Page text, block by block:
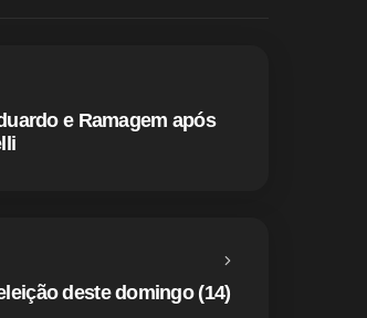
e Ramagem após
deste domingo (14)